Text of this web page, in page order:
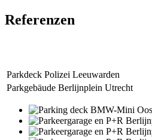
Referenzen
Parkdeck Polizei Leeuwarden
Parkgebäude Berlijnplein Utrecht